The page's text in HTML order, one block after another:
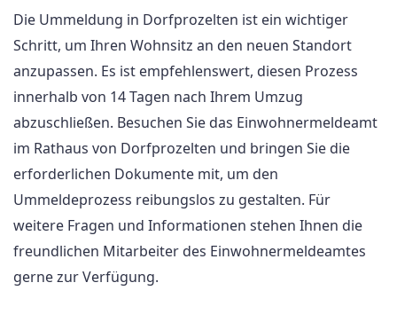
Die Ummeldung in Dorfprozelten ist ein wichtiger
Schritt, um Ihren Wohnsitz an den neuen Standort
anzupassen. Es ist empfehlenswert, diesen Prozess
innerhalb von 14 Tagen nach Ihrem Umzug
abzuschließen. Besuchen Sie das Einwohnermeldeamt
im Rathaus von Dorfprozelten und bringen Sie die
erforderlichen Dokumente mit, um den
Ummeldeprozess reibungslos zu gestalten. Für
weitere Fragen und Informationen stehen Ihnen die
freundlichen Mitarbeiter des Einwohnermeldeamtes
gerne zur Verfügung.